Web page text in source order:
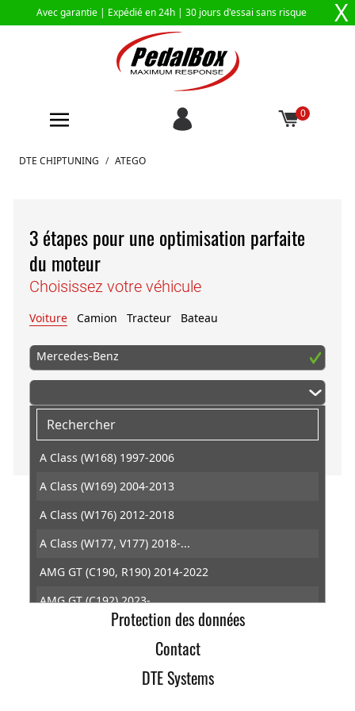
Avec garantie | Expédié en 24h | 30 jours d'essai sans risque X
0
Aller au contenu
DTE CHIPTUNING / ATEGO
3 étapes pour une optimisation parfaite
du moteur
Choisissez votre véhicule
Voiture Camion Tracteur Bateau
Mercedes-Benz
A Class (W168) 1997-2006
A Class (W169) 2004-2013
A Class (W176) 2012-2018
A Class (W177, V177) 2018-...
AMG GT (C190, R190) 2014-2022
AMG GT (C192) 2023-...
AMG GT (X290) 2018-...
B Class Sports Tourer (W245) 2005-2011
B Class Sports Tourer (W246, W242) 2011-2018
Protection des données
Contact
DTE Systems